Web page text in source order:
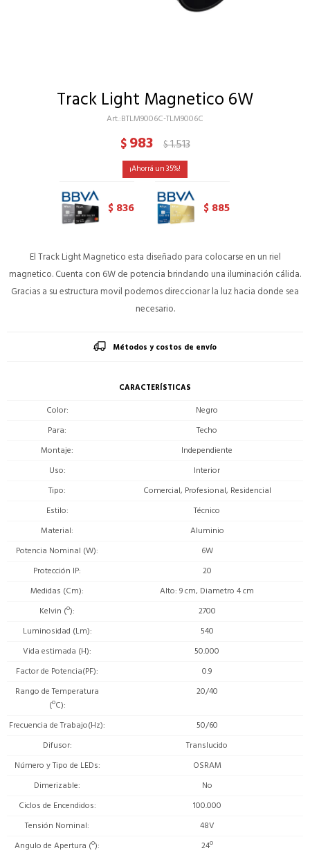
Track Light Magnetico 6W
BTLM9006C-TLM9006C
$983 $1.513
35
$ 836 $ 885
El Track Light Magnetico esta diseñado para colocarse en un riel
magnetico. Cuenta con 6W de potencia brindando una iluminación cálida.
Gracias a su estructura movil podemos direccionar la luz hacia donde sea
necesario.
Métodos y costos de envío
CARACTERÍSTICAS
Color
Negro
Para
Techo
Montaje
Independiente
Uso
Interior
Tipo
Comercial, Profesional, Residencial
Estilo
Técnico
Material
Aluminio
Potencia Nominal (W)
6W
Protección IP
20
Medidas (Cm)
Alto: 9 cm, Diametro 4 cm
Kelvin (º)
2700
Luminosidad (Lm)
540
Vida estimada (H)
50.000
Factor de Potencia(PF)
0.9
Rango de Temperatura
(ºC)
20/40
Frecuencia de Trabajo(Hz)
50/60
Difusor
Translucido
Número y Tipo de LEDs
OSRAM
Dimerizable
No
Ciclos de Encendidos
100.000
Tensión Nominal
48V
Angulo de Apertura (º)
24º